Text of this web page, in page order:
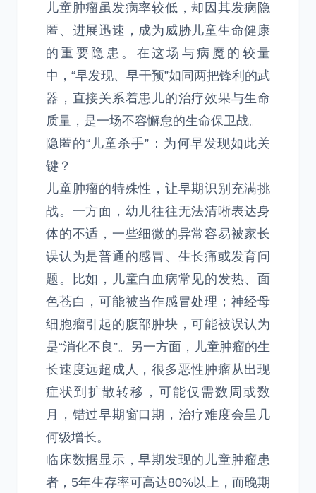
儿童肿瘤虽发病率较低，却因其发病隐
匿、进展迅速，成为威胁儿童生命健康
的重要隐患。在这场与病魔的较量
中，“早发现、早干预”如同两把锋利的武
器，直接关系着患儿的治疗效果与生命
质量，是一场不容懈怠的生命保卫战。
隐匿的“儿童杀手”：为何早发现如此关
键？
儿童肿瘤的特殊性，让早期识别充满挑
战。一方面，幼儿往往无法清晰表达身
体的不适，一些细微的异常容易被家长
误认为是普通的感冒、生长痛或发育问
题。比如，儿童白血病常见的发热、面
色苍白，可能被当作感冒处理；神经母
细胞瘤引起的腹部肿块，可能被误认为
是“消化不良”。另一方面，儿童肿瘤的生
长速度远超成人，很多恶性肿瘤从出现
症状到扩散转移，可能仅需数周或数
月，错过早期窗口期，治疗难度会呈几
何级增长。
临床数据显示，早期发现的儿童肿瘤患
者，5年生存率可高达80%以上，而晚期